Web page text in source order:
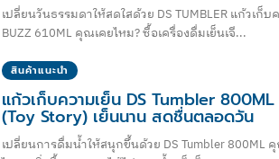
เปลี่ยนวันธรรมดาให้สดใสด้วย DS TUMBLER แก้วเก็บ
BUZZ 610ML คุณเคยไหม? ซื้อเครื่องดื่มเย็นเจี...
สินค้าแนะนำ
แก้วเก็บความเย็น DS Tumbler 800ML
(Toy Story) เย็นนาน สดชื่นตลอดวัน
เปลี่ยนการดื่มน้ำให้สนุกขึ้นด้วย DS Tumbler 800ML